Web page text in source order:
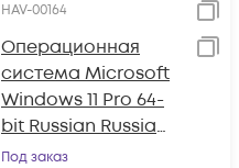
HAV-00164
Операционная
система Microsoft
Windows 11 Pro 64-
bit Russian Russia
Only USB
Под заказ